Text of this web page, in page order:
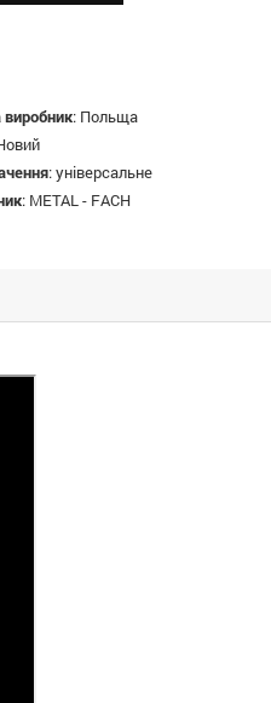
виробник: Польща
:універсальне
: METAL - FACH